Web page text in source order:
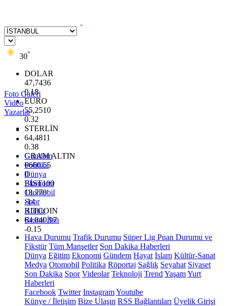
30°
DOLAR
47,7436
0.18
EURO
55,2510
0.32
STERLİN
64,4811
0.38
GRAM ALTIN
6660.55
0
BİST100
13.779
-14
BITCOIN
64.840,97
-0.15
Foto Galeri
Video
Yazarlar
Gündem
Politika
Dünya
Ekonomi
Otomobil
Spor
Kültür
Resmi İlan
Hava Durumu Trafik Durumu Süper Lig Puan Durumu ve
Fikstür Tüm Manşetler Son Dakika Haberleri
Dünya Eğitim Ekonomi Gündem Hayat İslam Kültür-Sanat
Medya Otomobil Politika Röportaj Sağlık Seyahat Siyaset
Son Dakika Spor Videolar Teknoloji Trend YaşamYurt
Haberleri
Facebook Twitter InstagramYoutube
Künye / İletişim Bize Ulaşın RSS Bağlantıları Üyelik Girişi